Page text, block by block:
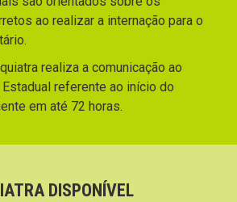
ao realizar a internação para o
realiza a comunicação ao
referente ao início do
em até 72 horas.
DISPONÍVEL